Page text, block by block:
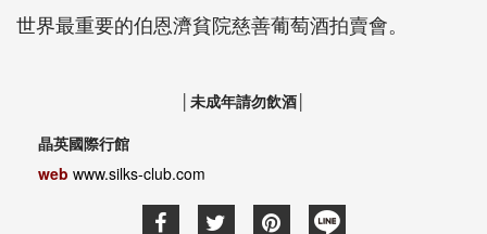
世界最重要的伯恩濟貧院慈善葡萄酒拍賣會。
│未成年請勿飲酒│
晶英國際行館
web www.silks-club.com